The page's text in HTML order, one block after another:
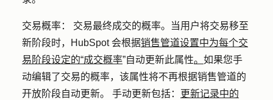
交易概率： 交易最终成交的概率。当用户将交易移至
新阶段时，HubSpot 会根据销售管道设置中为每个交
易阶段设定的“成交概率”自动更新此属性。 如果您手
动编辑了交易的概率，该属性将不再根据销售管道的
开放阶段自动更新。 手动更新包括：
更新记录中的